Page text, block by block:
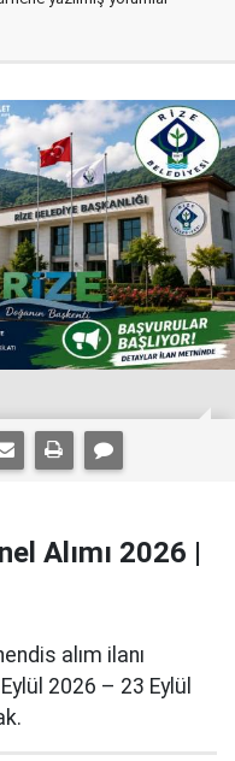
Alımı 2026 |
alım ilanı
2026 – 23 Eylül